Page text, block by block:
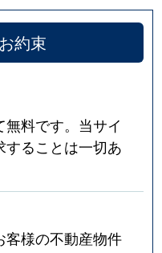
約束
料です。当サイ
することは一切あ
客様の不動産物件